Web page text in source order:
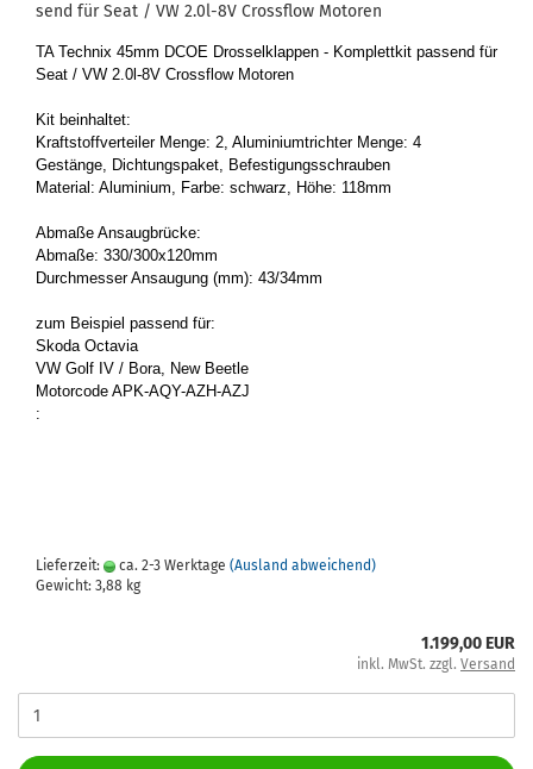
send für Seat / VW 2.0l-8V Cross­flow Mo­to­ren
TA Tech­nix 45mm DCOE Dros­sel­klap­pen - Kom­plett­kit pas­send für
Seat / VW 2.0l-8V Cross­flow Mo­to­ren
Kit be­inhal­tet:
Kraft­stoff­ver­tei­ler Menge: 2, Alu­mi­ni­umtrich­ter Menge: 4
Ge­stän­ge, Dich­tungs­pa­ket, Be­fes­ti­gungs­schrau­ben
Ma­te­ri­al: Alu­mi­ni­um, Farbe: schwarz, Höhe: 118mm
Ab­ma­ße An­saug­brü­cke:
Ab­ma­ße: 330/300x120mm
Durch­mes­ser An­sau­gung (mm): 43/34mm
zum Bei­spiel pas­send für:
Skoda Oc­ta­via
VW Golf IV / Bora, New Beet­le
Mo­tor­code APK-​AQY-AZH-AZJ
:
Lieferzeit: ca. 2-3 Werktage (Ausland abweichend)
Gewicht: 3,88 kg
1.199,00 EUR
inkl. MwSt. zzgl. Versand